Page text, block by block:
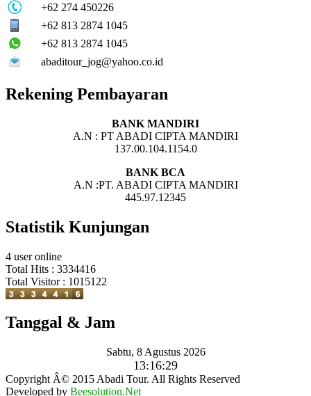
+62 274 450226
+62 813 2874 1045
+62 813 2874 1045
abaditour_jog@yahoo.co.id
Rekening Pembayaran
BANK MANDIRI
A.N : PT ABADI CIPTA MANDIRI
137.00.104.1154.0
BANK BCA
A.N :PT. ABADI CIPTA MANDIRI
445.97.12345
Statistik Kunjungan
4 user online
Total Hits : 3334416
Total Visitor : 1015122
Tanggal & Jam
Sabtu, 8 Agustus 2026
13:16:30
Copyright Â© 2015 Abadi Tour. All Rights Reserved
Developed by Beesolution.Net